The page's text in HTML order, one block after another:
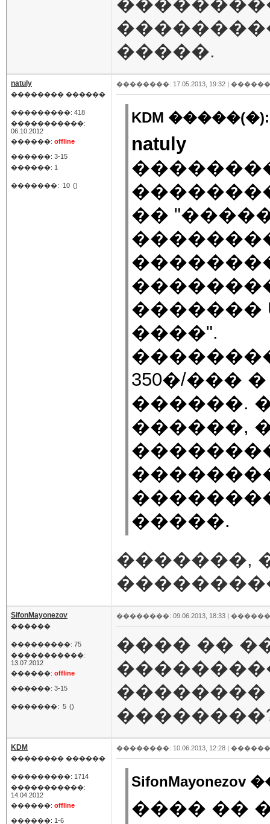
�����.
natuly
�������� ������
���������: 418
�����������:
06.10.2012
������: offline
������: 3-15
������: 1
�������: 10 ()
��������: 17.05.2013, 19:32 |
KDM �����(�):
natuly
��
�������
����".
350�/���
������.
������,
�����.
�������,
SifonMayonezov
������
���������: 75
�����������:
13.07.2012
������: offline
������: 3-15
�������: 5 ()
��������: 09.06.2013, 18:33 |
���� ��
��������
KDM
�������� ������
���������: 1714
�����������:
14.04.2012
������: offline
������: 1-6
��������: 10.06.2013, 12:28 |
���� ��